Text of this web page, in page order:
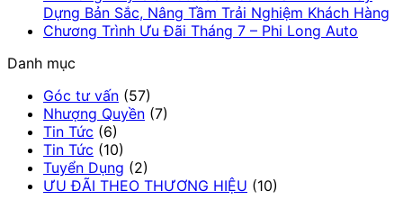
Dựng Bản Sắc, Nâng Tầm Trải Nghiệm Khách Hàng
Chương Trình Ưu Đãi Tháng 7 – Phi Long Auto
Danh mục
Góc tư vấn (57)
Nhượng Quyền (7)
Tin Tức (6)
Tin Tức (10)
Tuyển Dụng (2)
ƯU ĐÃI THEO THƯƠNG HIỆU (10)